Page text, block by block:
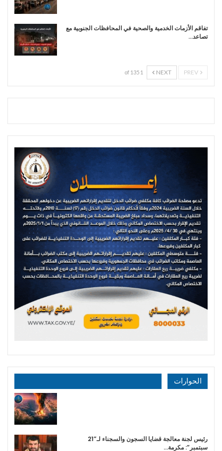
تفاقم الأزمات الخدمية والصحية في المحافظات الجنوبية مع
تصاعد…
NEXT
1 of 135
الحوارات
رئيس لجنة معالجة قضايا السجون والسجناء لـ”21
سبتمبر”: مكرمة…